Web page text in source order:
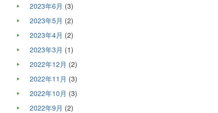
2023年6月 (3)
2023年5月 (2)
2023年4月 (2)
2023年3月 (1)
2022年12月 (2)
2022年11月 (3)
2022年10月 (3)
2022年9月 (2)